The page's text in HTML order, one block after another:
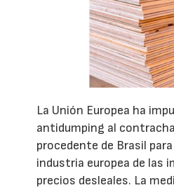
La Unión Europea ha
antidumping al
procedente de Brasil
industria europea de las
precios desleales. La